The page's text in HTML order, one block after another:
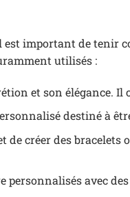
important de tenir
utilisés :
et son élégance. Il
destiné à
créer des
personnalisés avec